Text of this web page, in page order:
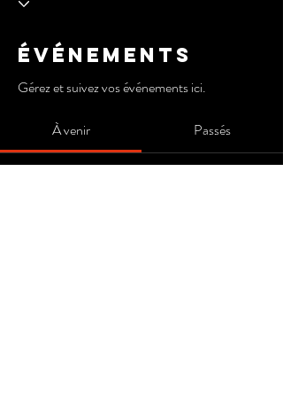
Événements
Gérez et suivez vos événements ici.
À venir Passés